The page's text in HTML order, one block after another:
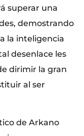
superar una
demostrando
la inteligencia
desenlace les
dirimir la gran
al ser
de Arkano